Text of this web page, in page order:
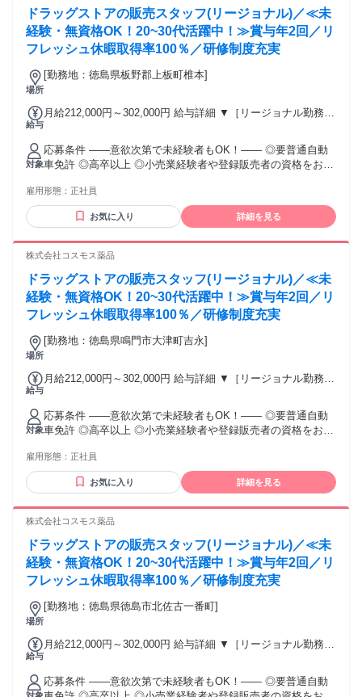
残業時間22ｈ） ※赴任住宅手当3万円込み（家賃6万円の物件
入居の場合） 勤務形態やエリアによって異なります。 詳細に
ついては【勤務地範囲と給与について】をご確認ください。
ドラッグストアの販売スタッフ(リージョナル)／≪未
経験・無資格OK！20~30代活躍中！≫賞与年2回／リ
フレッシュ休暇取得率100％／研修制度充実
場所
[勤務地：徳島県板野郡上板町椎本]
給与
月給212,000円～302,000円 給与詳細 ▼［リージョナル勤務］
（残業時間 月2h程度） 247,000円～277,000円 【スキルアッ
プコース】早期キャリアアップを目指したい方向け 271,000円
～317,600円 （15ｈ分時間外手当含む。実際の残業時間11
ｈ） ※赴任住宅手当3万円込み（家賃6万円の物件入居の場
344,300円 （29ｈ分時間外手当含む。実際の残業時間16.5ｈ）
※赴任住宅手当3万円込み（家賃6万円の物件入居の場合）
【経験者B】小売業で店長・マネジメント職経験者(登録販売
者)) 309,300円～376,200円 （39ｈ分時間外手当含む。実際の
残業時間22ｈ） ※赴任住宅手当3万円込み（家賃6万円の物件
入居の場合） 勤務形態やエリアによって異なります。 詳細に
ついては【勤務地範囲と給与について】をご確認ください。
対象
応募条件 ――意欲次第で未経験者もOK！―― ◎要普通自動
車免許 ◎高卒以上 ◎小売業経験者や登録販売者の資格をお持
後、資格取得を目指すことも可能。研修や講習会もあり。 ※
同業界からの転職者が増えてきており、入社後活躍に繋がっ
ています。もちろん異業界からの応募や、第二新卒者も含め
雇用形態： 正社員
お気に入り 詳細を見る
株式会社コスモス薬品
ドラッグストアの販売スタッフ(リージョナル)／≪未
経験・無資格OK！20~30代活躍中！≫賞与年2回／リ
フレッシュ休暇取得率100％／研修制度充実
場所
[勤務地：徳島県鳴門市大津町吉永]
給与
月給212,000円～302,000円 給与詳細 ▼［リージョナル勤務］
（残業時間 月2h程度） 247,000円～277,000円 【スキルアッ
プコース】早期キャリアアップを目指したい方向け 271,000円
～317,600円 （15ｈ分時間外手当含む。実際の残業時間11
ｈ） ※赴任住宅手当3万円込み（家賃6万円の物件入居の場
344,300円 （29ｈ分時間外手当含む。実際の残業時間16.5ｈ）
※赴任住宅手当3万円込み（家賃6万円の物件入居の場合）
【経験者B】小売業で店長・マネジメント職経験者(登録販売
者)) 309,300円～376,200円 （39ｈ分時間外手当含む。実際の
残業時間22ｈ） ※赴任住宅手当3万円込み（家賃6万円の物件
入居の場合） 勤務形態やエリアによって異なります。 詳細に
ついては【勤務地範囲と給与について】をご確認ください。
対象
応募条件 ――意欲次第で未経験者もOK！―― ◎要普通自動
車免許 ◎高卒以上 ◎小売業経験者や登録販売者の資格をお持
後、資格取得を目指すことも可能。研修や講習会もあり。 ※
同業界からの転職者が増えてきており、入社後活躍に繋がっ
ています。もちろん異業界からの応募や、第二新卒者も含め
雇用形態： 正社員
お気に入り 詳細を見る
株式会社コスモス薬品
ドラッグストアの販売スタッフ(リージョナル)／≪未
経験・無資格OK！20~30代活躍中！≫賞与年2回／リ
フレッシュ休暇取得率100％／研修制度充実
場所
[勤務地：徳島県徳島市北佐古一番町]
給与
月給212,000円～302,000円 給与詳細 ▼［リージョナル勤務］
（残業時間 月2h程度） 247,000円～277,000円 【スキルアッ
プコース】早期キャリアアップを目指したい方向け 271,000円
応募条件 ――意欲次第で未経験者もOK！―― ◎要普通自動